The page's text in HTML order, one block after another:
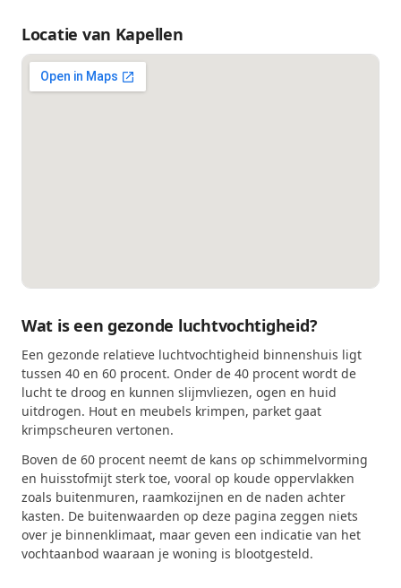
Locatie van Kapellen
Wat is een gezonde luchtvochtigheid?
Een gezonde relatieve luchtvochtigheid binnenshuis ligt
tussen 40 en 60 procent. Onder de 40 procent wordt de
lucht te droog en kunnen slijmvliezen, ogen en huid
uitdrogen. Hout en meubels krimpen, parket gaat
krimpscheuren vertonen.
Boven de 60 procent neemt de kans op schimmelvorming
en huisstofmijt sterk toe, vooral op koude oppervlakken
zoals buitenmuren, raamkozijnen en de naden achter
kasten. De buitenwaarden op deze pagina zeggen niets
over je binnenklimaat, maar geven een indicatie van het
vochtaanbod waaraan je woning is blootgesteld.